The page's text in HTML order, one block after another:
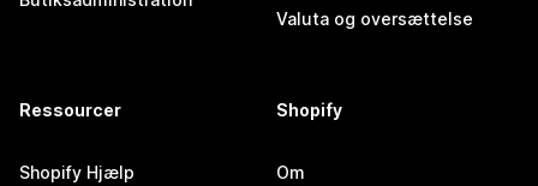
Valuta og oversættelse
Ressourcer
Shopify Hjælp
Shopify
Om